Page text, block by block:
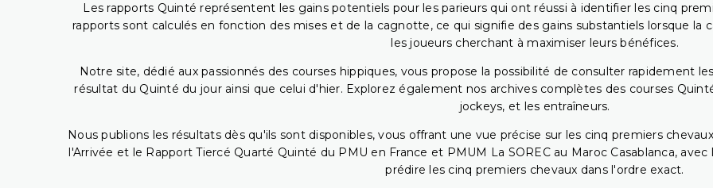
Les rapports Quinté représentent les gains potentiels pour les parieurs qui ont réussi à identifier les cinq
rapports sont calculés en fonction des mises et de la cagnotte, ce qui signifie des gains substantiels lorsque
les joueurs cherchant à maximiser leurs bénéfices.
Notre site, dédié aux passionnés des courses hippiques, vous propose la possibilité de consulter rapidement
résultat du Quinté du jour ainsi que celui d'hier. Explorez également nos archives complètes des courses
jockeys, et les entraîneurs.
Nous publions les résultats dès qu'ils sont disponibles, vous offrant une vue précise sur les cinq premiers
l'Arrivée et le Rapport Tiercé Quarté Quinté du PMU en France et PMUM La SOREC au Maroc Casablanca,
prédire les cinq premiers chevaux dans l'ordre exact.